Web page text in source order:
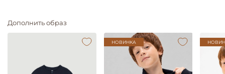
Дополнить образ
НОВИНКА